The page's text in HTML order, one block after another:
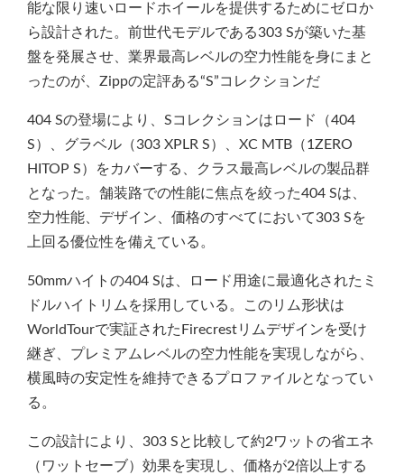
能な限り速いロードホイールを提供するためにゼロか
ら設計された。前世代モデルである303 Sが築いた基
盤を発展させ、業界最高レベルの空力性能を身にまと
ったのが、Zippの定評ある“S”コレクションだ
404 Sの登場により、Sコレクションはロード（404
S）、グラベル（303 XPLR S）、XC MTB（1ZERO
HITOP S）をカバーする、クラス最高レベルの製品群
となった。舗装路での性能に焦点を絞った404 Sは、
空力性能、デザイン、価格のすべてにおいて303 Sを
上回る優位性を備えている。
50mmハイトの404 Sは、ロード用途に最適化されたミ
ドルハイトリムを採用している。このリム形状は
WorldTourで実証されたFirecrestリムデザインを受け
継ぎ、プレミアムレベルの空力性能を実現しながら、
横風時の安定性を維持できるプロファイルとなってい
る。
この設計により、303 Sと比較して約2ワットの省エネ
（ワットセーブ）効果を実現し、価格が2倍以上する